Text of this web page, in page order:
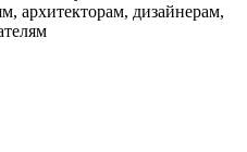
архитекторам, дизайнерам,